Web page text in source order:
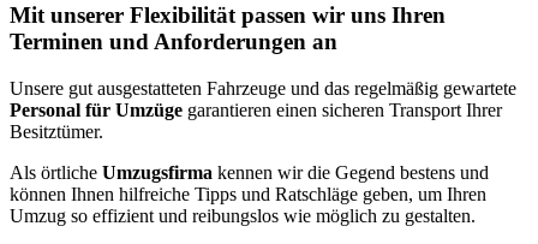
Mit unserer Flexibilität passen wir uns Ihren
Terminen und Anforderungen an
Unsere gut ausgestatteten Fahrzeuge und das regelmäßig gewartete
Personal für Umzüge garantieren einen sicheren Transport Ihrer
Besitztümer.
Als örtliche Umzugsfirma kennen wir die Gegend bestens und
können Ihnen hilfreiche Tipps und Ratschläge geben, um Ihren
Umzug so effizient und reibungslos wie möglich zu gestalten.